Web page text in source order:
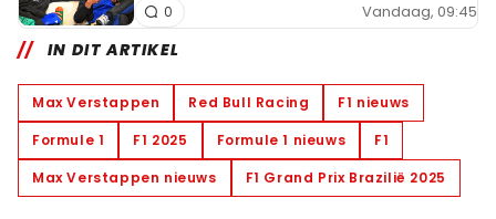
Vandaag, 09:45
0
IN DIT ARTIKEL
Max Verstappen Red Bull Racing
F1 nieuws
Formule 1
F1 2025 Formule 1 nieuws
F1
Max Verstappen nieuws
F1 Grand Prix Brazilië 2025